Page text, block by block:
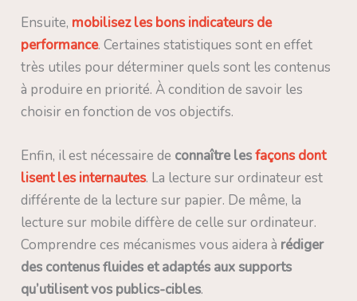
Ensuite, mobilisez les bons indicateurs de
performance. Certaines statistiques sont en effet
très utiles pour déterminer quels sont les contenus
à produire en priorité. À condition de savoir les
choisir en fonction de vos objectifs.
Enfin, il est nécessaire de connaître lesfaçons dont
lisent les internautes. La lecture sur ordinateur est
différente de la lecture sur papier. De même, la
lecture sur mobile diffère de celle sur ordinateur.
Comprendre ces mécanismes vous aidera à rédiger
des contenus fluides et adaptés aux supports
qu’utilisent vos publics-cibles.